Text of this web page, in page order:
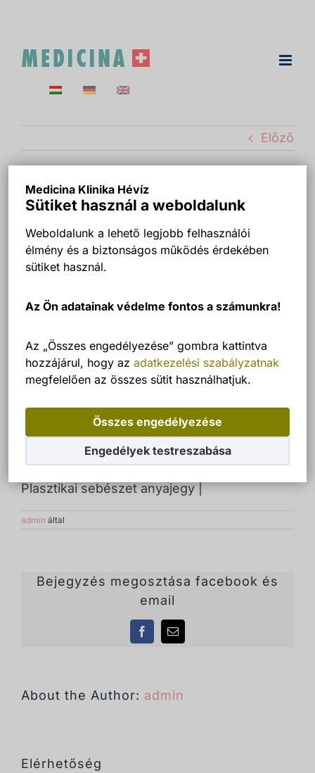
Medicina Klinika Hévíz
Sütiket használ a weboldalunk
Weboldalunk a lehető legjobb felhasználói
élmény és a biztonságos működés érdekében
sütiket használ.
Az Ön adatainak védelme fontos a számunkra!
Az „Összes engedélyezése” gombra kattintva
hozzájárul, hogy az adatkezelési szabályzatnak
megfelelően az összes sütit használhatjuk.
Összes engedélyezése
Engedélyek testreszabása
Előző
Plasztikai sebészet anyajegy |
admin által
Bejegyzés megosztása facebook és
email
FacebookEmail:
About the Author: admin
Elérhetőség